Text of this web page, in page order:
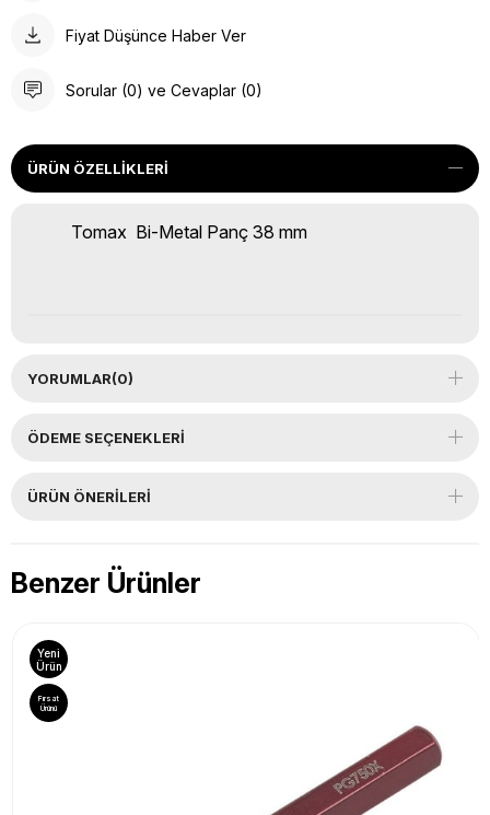
Fiyat Düşünce Haber Ver
Sorular (0) ve Cevaplar (0)
ÜRÜN ÖZELLIKLERI
Tomax Bi-Metal Panç 38 mm
YORUMLAR(0)
ÖDEME SEÇENEKLERI
ÜRÜN ÖNERILERI
Benzer Ürünler
Yeni
Ürün
Fırsat
Ürünü